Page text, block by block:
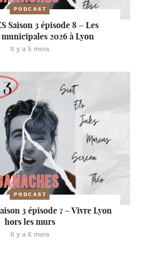
PODCAST
Saison 3 épisode 8 – Les
2026 à Lyon
Il y a 5 mois
PODCAST
3 épisode 7 – Vivre Lyon
hors les murs
Il y a 6 mois